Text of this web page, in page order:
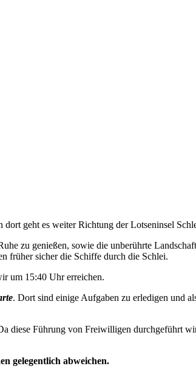
geht es weiter Richtung der Lotseninsel
zu genießen, sowie die unberührte
früher sicher die Schiffe durch die Schlei.
um 15:40 Uhr erreichen.
. Dort sind einige Aufgaben zu erledigen und
diese Führung von Freiwilligen durchgeführt
gelegentlich abweichen.